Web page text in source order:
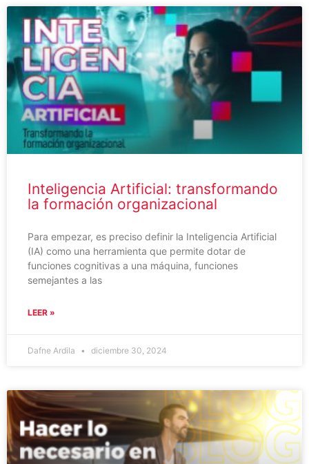
Inteligencia Artificial: transformando
la formación organizacional
Para empezar, es preciso definir la Inteligencia Artificial
(IA) como una herramienta que permite dotar de
funciones cognitivas a una máquina, funciones
semejantes a las
LEER »
Dafne Ardila diciembre 30, 2024